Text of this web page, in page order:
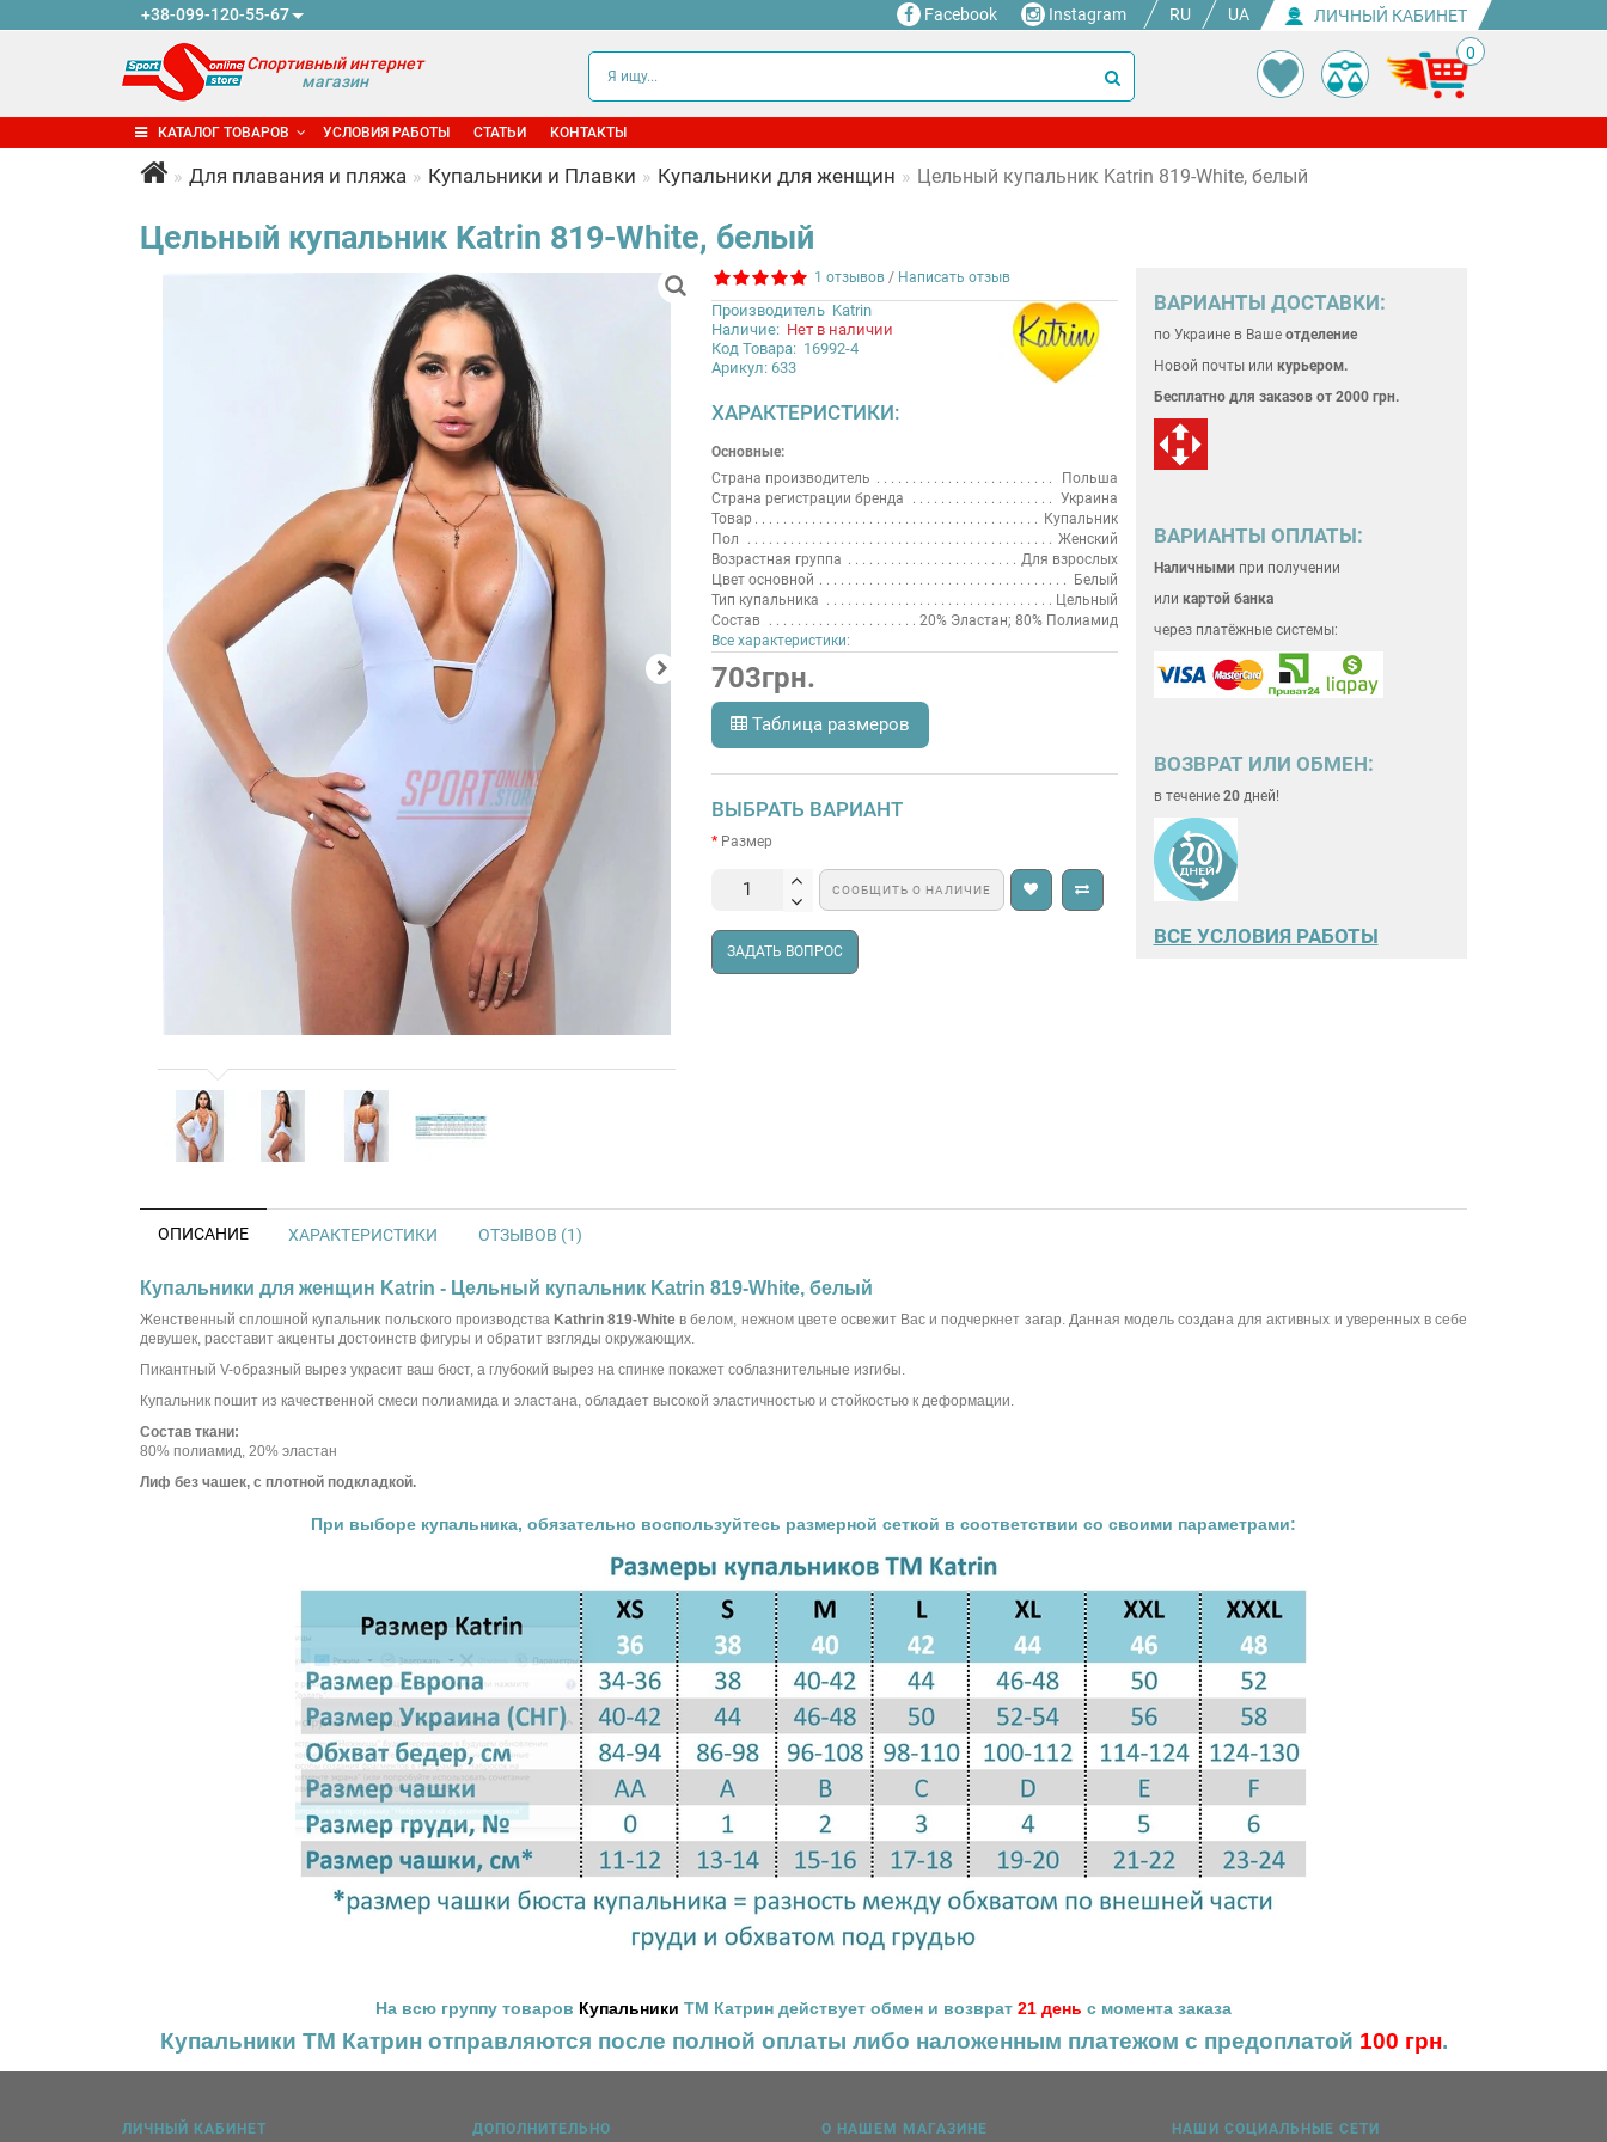
+38-099-120-55-67 Facebook Instagram RU UA ЛИЧНЫЙ КАБИНЕТ
Спортивный интернет
магазин
0
КАТАЛОГ ТОВАРОВ УСЛОВИЯ РАБОТЫ СТАТЬИ КОНТАКТЫ
Для плавания и пляжа Купальники и Плавки Купальники для женщин Цельный купальник Katrin 819-White, белый
Цельный купальник Katrin 819-White, белый
1 отзывов / Написать отзыв
Производитель Katrin
Наличие: Нет в наличии
Код Товара: 16992-4
Арикул: 633
ХАРАКТЕРИСТИКИ:
Основные:
Страна производитель
Польша
Страна регистрации бренда
Украина
Товар
Купальник
Пол
Женский
Возрастная группа
Для взрослых
Цвет основной
Белый
Тип купальника
Цельный
Состав
20% Эластан; 80% Полиамид
Все характеристики:
703грн.
Таблица размеров
ВЫБРАТЬ ВАРИАНТ
Размер
СООБЩИТЬ О НАЛИЧИЕ
ЗАДАТЬ ВОПРОС
ВАРИАНТЫ ДОСТАВКИ:
по Украине в Ваше отделение
Новой почты или курьером.
Бесплатно для заказов от 2000 грн.
ВАРИАНТЫ ОПЛАТЫ:
Наличнымипри получении
или картой банка
через платёжные системы:
ВОЗВРАТ ИЛИ ОБМЕН:
в течение 20дней!
ВСЕ УСЛОВИЯ РАБОТЫ
ОПИСАНИЕ ХАРАКТЕРИСТИКИ ОТЗЫВОВ (1)
Купальники для женщин Katrin - Цельный купальник Katrin 819-White, белый
Женственный сплошной купальник польского производства Kathrin 819-White в белом, нежном цвете освежит Вас и подчеркнет загар. Данная модель создана для активных и уверенных в себе
девушек, расставит акценты достоинств фигуры и обратит взгляды окружающих.
Пикантный V-образный вырез украсит ваш бюст, а глубокий вырез на спинке покажет соблазнительные изгибы.
Купальник пошит из качественной смеси полиамида и эластана, обладает высокой эластичностью и стойкостью к деформации.
Состав ткани:
80% полиамид, 20% эластан
Лиф без чашек, с плотной подкладкой.
При выборе купальника, обязательно воспользуйтесь размерной сеткой в соответствии со своими параметрами:
На всю группу товаров Купальники ТМ Катрин действует обмен и возврат 21 день с момента заказа
Купальники ТМ Катрин отправляются после полной оплаты либо наложенным платежом с предоплатой 100 грн.
ЛИЧНЫЙ КАБИНЕТ ДОПОЛНИТЕЛЬНО О НАШЕМ МАГАЗИНЕ НАШИ СОЦИАЛЬНЫЕ СЕТИ